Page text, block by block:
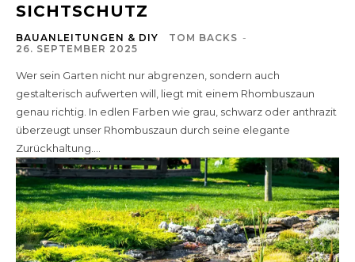
SICHTSCHUTZ
BAUANLEITUNGEN & DIY TOM BACKS -
26. SEPTEMBER 2025
Wer sein Garten nicht nur abgrenzen, sondern auch
gestalterisch aufwerten will, liegt mit einem Rhombuszaun
genau richtig. In edlen Farben wie grau, schwarz oder anthrazit
überzeugt unser Rhombuszaun durch seine elegante
Zurückhaltung....